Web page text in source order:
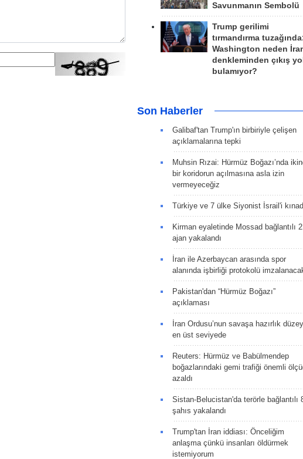
Savunmanın Sembolü
Trump gerilimi
tırmandırma
Washington neden
denkleminden çıkış
bulamıyor?
Son Haberler
Galibaf'tan Trump'ın birbiriyle çelişen
açıklamalarına tepki
Muhsin Rızai: Hürmüz Boğazı’nda
bir koridorun açılmasına asla izin
vermeyeceğiz
Türkiye ve 7 ülke Siyonist İsrail'i
Kirman eyaletinde Mossad bağlantılı
ajan yakalandı
İran ile Azerbaycan arasında spor
alanında işbirliği protokolü
Pakistan'dan “Hürmüz Boğazı”
açıklaması
İran Ordusu’nun savaşa hazırlık
en üst seviyede
Reuters: Hürmüz ve Babülmendep
boğazlarındaki gemi trafiği önemli
azaldı
Sistan-Belucistan'da terörle bağlantılı
şahıs yakalandı
Trump'tan İran iddiası: Önceliğim
anlaşma çünkü insanları öldürmek
istemiyorum